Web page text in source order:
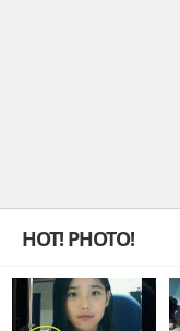
HOT! PHOTO!